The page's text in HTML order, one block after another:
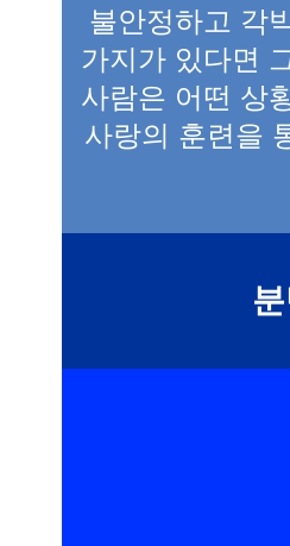
불안정하고 각
가지가 있다면
사람은 어떤 상
사랑의 훈련을